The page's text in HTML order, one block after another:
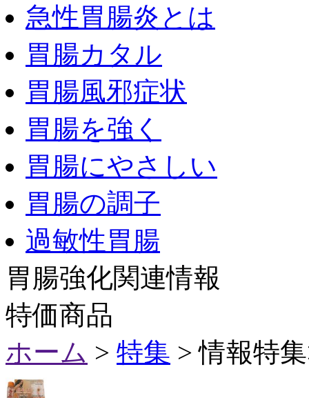
急性胃腸炎とは
胃腸カタル
胃腸風邪症状
胃腸を強く
胃腸にやさしい
胃腸の調子
過敏性胃腸
胃腸強化関連情報
特価商品
ホーム > 特集 > 情報特